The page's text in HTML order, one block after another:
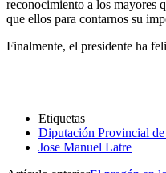
reconocimiento a los mayores
que ellos para contarnos su
Finalmente, el presidente ha
Etiquetas
Diputación Provincial de
Jose Manuel Latre